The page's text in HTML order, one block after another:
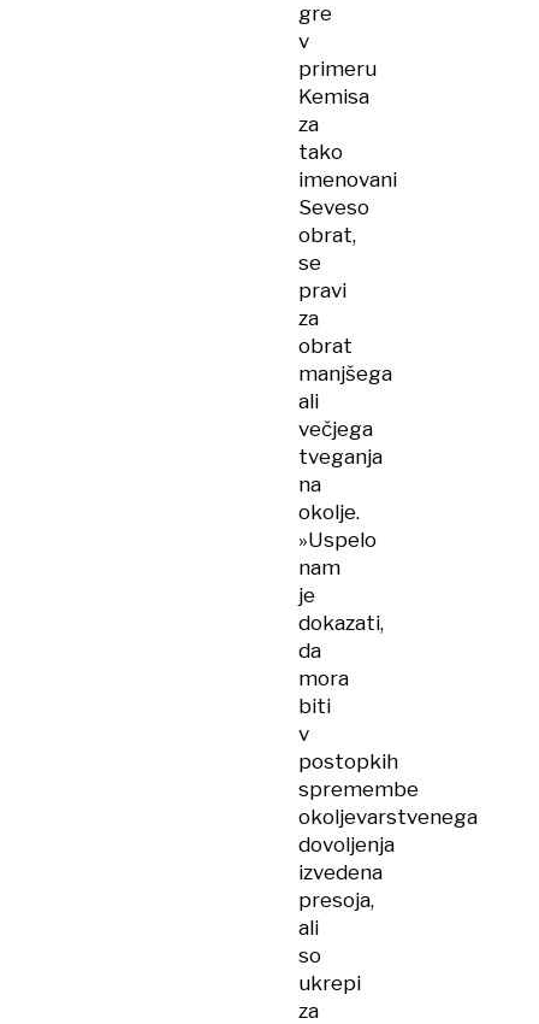
gre
v
primeru
Kemisa
za
tako
imenovani
Seveso
obrat,
se
pravi
za
obrat
manjšega
ali
večjega
tveganja
na
okolje.
»Uspelo
nam
je
dokazati,
da
mora
biti
v
postopkih
spremembe
okoljevarstvenega
dovoljenja
izvedena
presoja,
ali
so
ukrepi
za